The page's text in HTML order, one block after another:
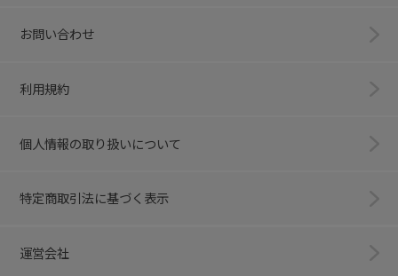
お問い合わせ
利用規約
個人情報の取り扱いについて
特定商取引法に基づく表示
運営会社